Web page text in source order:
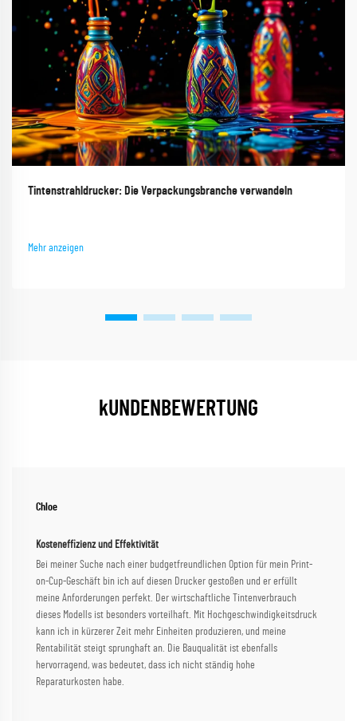
Tintenstrahldrucker: Die Verpackungsbranche verwandeln
Mehr anzeigen
kUNDENBEWERTUNG
Chloe
Kosteneffizienz und Effektivität
Bei meiner Suche nach einer budgetfreundlichen Option für mein Print-
on-Cup-Geschäft bin ich auf diesen Drucker gestoßen und er erfüllt
meine Anforderungen perfekt. Der wirtschaftliche Tintenverbrauch
dieses Modells ist besonders vorteilhaft. Mit Hochgeschwindigkeitsdruck
kann ich in kürzerer Zeit mehr Einheiten produzieren, und meine
Rentabilität steigt sprunghaft an. Die Bauqualität ist ebenfalls
hervorragend, was bedeutet, dass ich nicht ständig hohe
Reparaturkosten habe.